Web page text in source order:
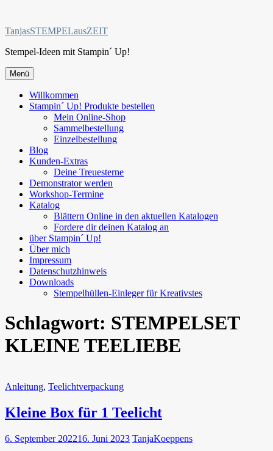
springen
TanjasSTEMPELausZEIT
Stempel-Ideen mit Stampin´ Up!
Menü
Willkommen
Stampin´ Up! Produkte bestellen
Mein Online-Shop
Sammelbestellung
Einzelbestellung
Blog
Kunden-Extras
Deine Treuesterne
Demonstrator werden
Workshop-Termine
Katalog
Blättern Online in den aktuellen Katalogen
Fordere dir deinen Katalog an
über Stampin´ Up!
Über mich
Impressum
Datenschutzhinweis
Downloads
Stempelhüllen-Einleger für Kreativstes
Schlagwort: STEMPELSET
KLEINE TEELIEBE
Anleitung, Teelichtverpackung
Kleine Box für 1 Teelicht
6. September 202216. Juni 2023 TanjaKoeppens